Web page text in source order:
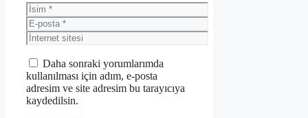
İsim
E-
posta
İnternet
sitesi
Daha sonraki yorumlarımda
kullanılması için adım, e-posta
adresim ve site adresim bu tarayıcıya
kaydedilsin.